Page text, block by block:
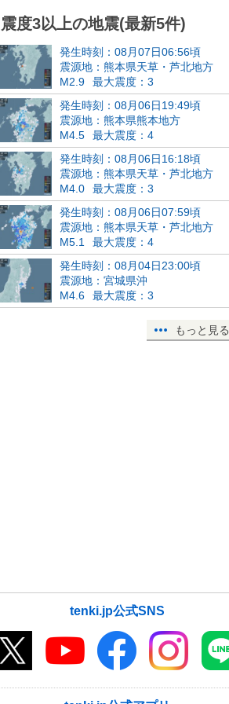
震度3以上の地震(最新5件)
発生時刻：08月07日06:56頃
震源地：熊本県天草・芦北地方
M2.9
最大震度：3
発生時刻：08月06日19:49頃
震源地：熊本県熊本地方
M4.5
最大震度：4
発生時刻：08月06日16:18頃
震源地：熊本県天草・芦北地方
M4.0
最大震度：3
発生時刻：08月06日07:59頃
震源地：熊本県天草・芦北地方
M5.1
最大震度：4
発生時刻：08月04日23:00頃
震源地：宮城県沖
M4.6
最大震度：3
もっと見る
tenki.jp公式SNS